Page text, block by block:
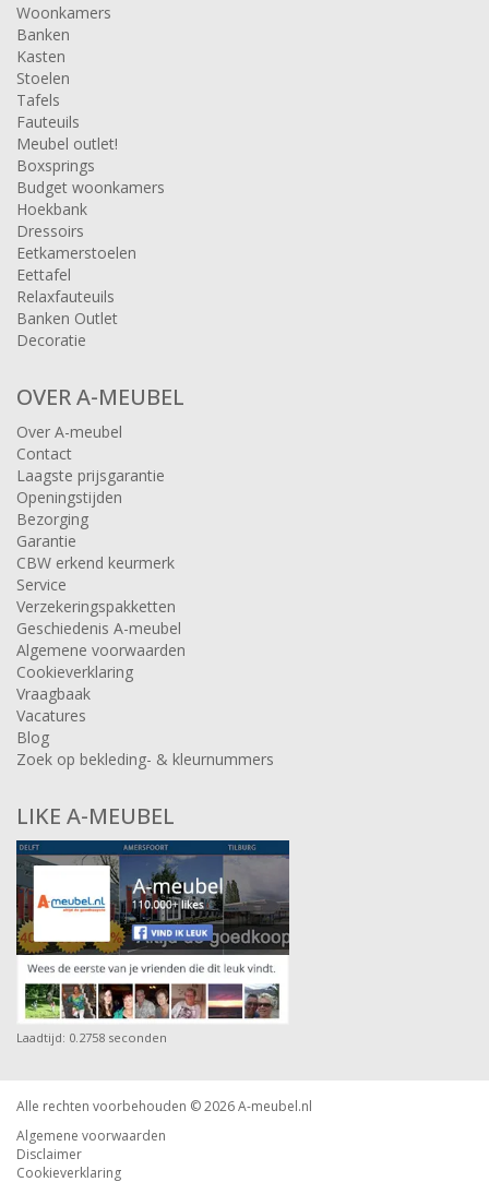
Woonkamers
Banken
Kasten
Stoelen
Tafels
Fauteuils
Meubel outlet!
Boxsprings
Budget woonkamers
Hoekbank
Dressoirs
Eetkamerstoelen
Eettafel
Relaxfauteuils
Banken Outlet
Decoratie
OVER A-MEUBEL
Over A-meubel
Contact
Laagste prijsgarantie
Openingstijden
Bezorging
Garantie
CBW erkend keurmerk
Service
Verzekeringspakketten
Geschiedenis A-meubel
Algemene voorwaarden
Cookieverklaring
Vraagbaak
Vacatures
Blog
Zoek op bekleding- & kleurnummers
LIKE A-MEUBEL
Laadtijd: 0.2758 seconden
Alle rechten voorbehouden © 2026A-meubel.nl
Algemene voorwaarden
Disclaimer
Cookieverklaring